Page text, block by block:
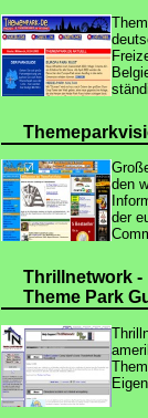
Theme
den
der
Thrillnetwork -
Theme Park